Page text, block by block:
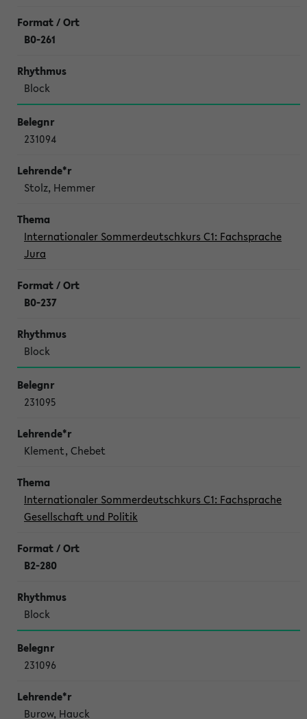
B0-261
Block
231094
Stolz, Hemmer
Internationaler Sommerdeutschkurs C1: Fachsprache
Jura
B0-237
Block
231095
Klement, Chebet
Internationaler Sommerdeutschkurs C1: Fachsprache
Gesellschaft und Politik
B2-280
Block
231096
Burow, Hauck